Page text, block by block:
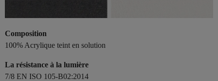
Composition
100% Acrylique teint en solution
La résistance à la lumière
7/8 EN ISO 105-B02:2014